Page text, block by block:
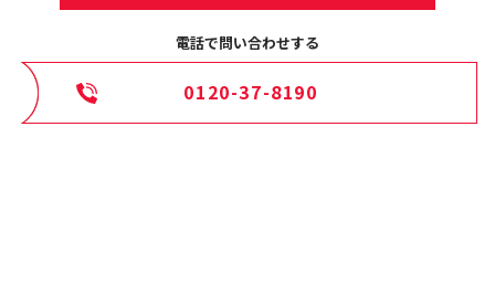
電話で問い合わせする
0120-37-8190